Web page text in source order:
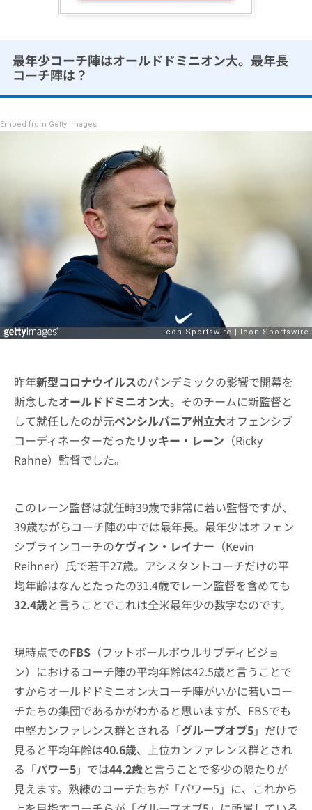
最年少コーチ陣はオールドドミニオン大。最年長
コーチ陣は？
Embed from Getty Images
昨年新型コロナウイルスのパンデミックの影響で開幕を
断念したオールドドミニオン大。そのチームに新監督と
して就任したのが元ペンシルバニア州立大オフェンシブ
コーディネーターだったリッキー・レーン （Ricky
Rahne）監督でした。
このレーン監督は就任時39歳で非常に若い監督ですが、
39歳ながらコーチ陣の中では最年長。最年少はオフェン
シブラインコーチのケヴィン・レイナー （Kevin
Reihner）氏で若干27歳。アシスタントコーチだけの平
均年齢はなんとたったの31.4歳でレーン監督を含めても
32.4歳と言うことでこれは全米最年少の数字なのです。
現時点でのFBS （フットボールボウルサブディビジョ
ン）におけるコーチ陣の平均年齢は42.5歳と言うことで
すからオールドドミニオン大コーチ陣がいかに若いコー
チたちの集団であるかがわかると思いますが、FBSでも
中堅カンファレンス群とされる「グループオブ5」だけで
見ると平均年齢は40.6歳、上位カンファレンス群とされ
る「パワー5」では44.2歳と言うことで多少の隔たりが
見えます。熟練のコーチたちが「パワー5」に、これから